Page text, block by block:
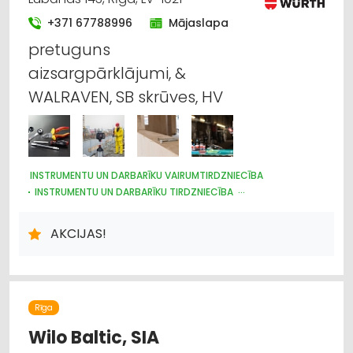
+371 67788996 Mājaslapa
pretuguns
aizsargpārklājumi, &
WALRAVEN, SB skrūves, HV
INSTRUMENTU UN DARBARĪKU VAIRUMTIRDZNIECĪBA
INSTRUMENTU UN DARBARĪKU TIRDZNIECĪBA
AUTOSERVISU APRĪKOJUMS
DARBA AIZSARDZĪBAS LĪDZEKĻI, FORMASTĒRPI, DARBA APĢĒRBI
VAIRUMTIRDZNIECĪBA
BŪVMATERIĀLU, BŪVKONSTRUKCIJU TIRDZNIECĪBA
BŪVMATERIĀLU, BŪVKONSTRUKCIJU VAIRUMTIRDZNIECĪBA
UZKOPŠANAS LĪDZEKĻI UN TEHNIKA, PROFESIONĀLĀ
ELEKTROTEHNISKO IEKĀRTU UN ELEKTROMATERIĀLU
AKCIJAS!
Rīga
Wilo Baltic, SIA